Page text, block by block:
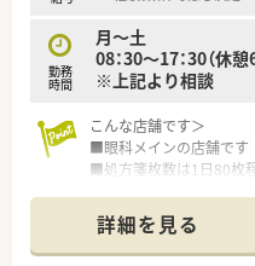
勤務
時間
月～土
08：30～17：30（休憩
※上記より相談
こんな店舗です＞
■眼科メインの店舗です
■処方箋枚数は1日80枚
■金日祝の固定休店舗です
■近隣に他店舗もござい
詳細を見る